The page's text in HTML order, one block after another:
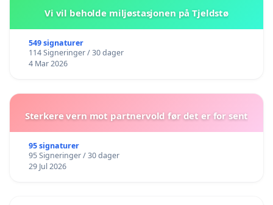
Vi vil beholde miljøstasjonen på Tjeldstø
549 signaturer
114 Signeringer / 30 dager
4 Mar 2026
Sterkere vern mot partnervold før det er for sent
95 signaturer
95 Signeringer / 30 dager
29 Jul 2026